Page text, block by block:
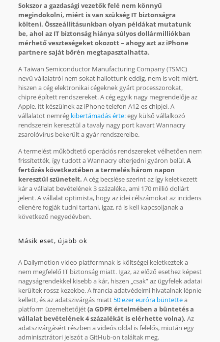
Sokszor a gazdasági vezetők felé nem könnyű
megindokolni, miért is van szükség IT biztonságra
költeni. Összeállításunkban olyan példákat mutatunk
be, ahol az IT biztonság hiánya súlyos dollármilliókban
mérhető veszteségeket okozott – ahogy azt az iPhone
partnere saját bőrén megtapasztalhatta.
A Taiwan Semiconductor Manufacturing Company (TSMC)
nevű vállalatról nem sokat hallottunk eddig, nem is volt miért,
hiszen a cég elektronikai cégeknek gyárt processzorokat,
chipre épített rendszereket. A cég egyik nagy megrendelője az
Apple, itt készülnek az iPhone telefon A12-es chipjei. A
vállalatot nemrég kibertámadás érte:egy külső vállalkozó
rendszerein keresztül a tavaly nagy port kavart Wannacry
zsarolóvírus bekerült a gyár rendszereibe.
A termelést működtető operációs rendszereket vélhetően nem
frissítették, így tudott a Wannacry elterjedni gyáron belül.A
fertőzés következtében a termelés három napon
keresztül szünetelt. A cég becslése szerint az így keletkezett
kár a vállalat bevételének 3 százaléka, ami 170 millió dollárt
jelent. A vállalat optimista, hogy az idei célszámokat az incidens
ellenére fogják tudni tartani, igaz, rá is kell kapcsoljanak a
következő negyedévben.
Másik eset, újabb ok
A Dailymotion video platformnak is költségei keletkeztek a
nem megfelelő IT biztonság miatt. Igaz, az előző esethez képest
nagyságrendekkel kisebb a kár, hiszen „csak” az ügyfelek adatai
kerültek rossz kezekbe. A francia adatvédelmi hivatalnak lépnie
kellett, és az adatszivárgás miatt 50 ezer euróra büntettea
platform üzemeltetőjét(a GDPR értelmében a büntetés a
vállalat bevételének 4 százalékát is elérhette volna). Az
adatszivárgásért részben a videós oldal is felelős, miután egy
adminisztrátori jelszót a GitHub-on találtak meg.